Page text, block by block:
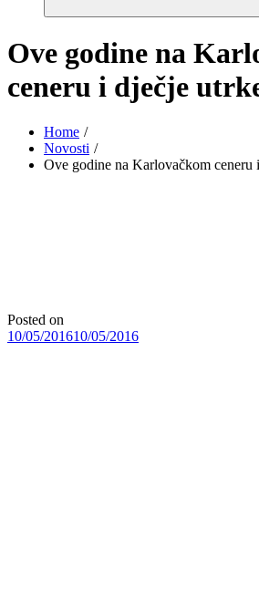
Ove godine na
ceneru i dječje
Home
Novosti
Ove godine na Karlovačkom ceneru
Posted on
10/05/201610/05/2016